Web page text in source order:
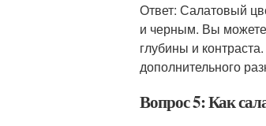
Ответ: Салатовый
и черным. Вы можете
глубины и
дополнительного
Вопрос 5: Как